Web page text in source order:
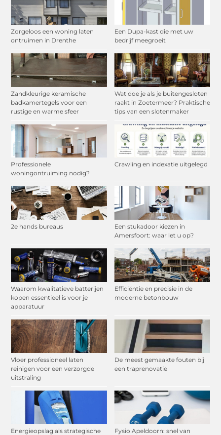
Zorgeloos een woning laten
ontruimen in Drenthe
Een Dupa-kast die met uw
bedrijf meegroeit
Zandkleurige keramische
badkamertegels voor een
rustige en warme sfeer
Wat doe je als je buitengesloten
raakt in Zoetermeer? Praktische
tips van een slotenmaker
Professionele
woningontruiming nodig?
Crawling en indexatie uitgelegd
2e hands bureaus
Een stukadoor kiezen in
Amersfoort: waar let u op?
Waarom kwalitatieve batterijen
kopen essentieel is voor je
apparatuur
Efficiëntie en precisie in de
moderne betonbouw
Vloer professioneel laten
reinigen voor een verzorgde
uitstraling
De meest gemaakte fouten bij
een traprenovatie
Energieopslag als strategische
Fysio Apeldoorn: snel van